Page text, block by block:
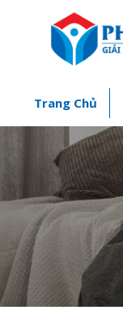
Trang Chủ